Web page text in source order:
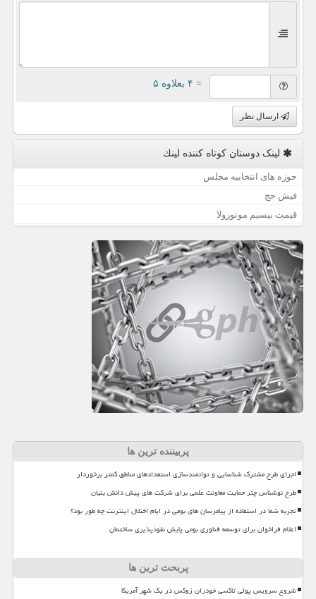
= ۴ بعلاوه ۵
ارسال نظر
لینک دوستان كوتاه كننده لینك
حوزه های انتخابیه مجلس
فیش حج
قیمت بیسیم موتورولا
پربیننده ترین ها
اجرای طرح مشترک شناسایی و توانمندسازی استعدادهای مناطق کمتر برخوردار
طرح نوشناس چتر حمایت معاونت علمی برای شرکت های پیش دانش بنیان
تجربه شما در استفاده از پیامرسان های بومی در ایام اختلال اینترنت چه طور بود؟
اعلام فراخوان برای توسعه فناوری بومی پایش نفوذپذیری ساختمان
پربحث ترین ها
شروع سرویس پولی تاکسی خودران زوکس در یک شهر آمریکا